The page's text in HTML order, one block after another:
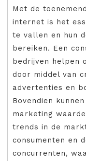
Met de
internet is het
te vallen en hun
bereiken. Een
bedrijven helpen
door middel van
advertenties en
Bovendien
marketing
trends in de
consumenten en
concurrenten,